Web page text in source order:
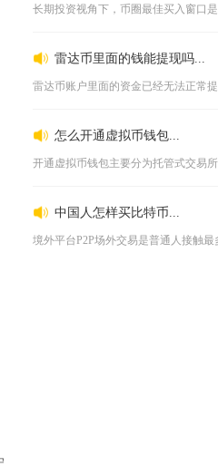
雷达币里面的钱能提现吗...
怎么开通虚拟币钱包...
中国人怎样买比特币...